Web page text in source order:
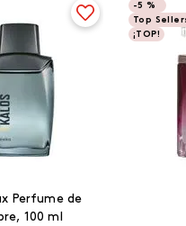
Perfume de
100 ml
-5 %
Top
¡TOP!